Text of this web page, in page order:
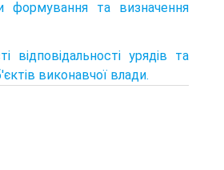
та визначення
відповідальності урядів та
виконавчої влади.